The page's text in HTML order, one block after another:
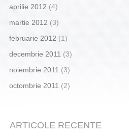
aprilie 2012 (4)
martie 2012 (3)
februarie 2012 (1)
decembrie 2011 (3)
noiembrie 2011 (3)
octombrie 2011 (2)
ARTICOLE RECENTE